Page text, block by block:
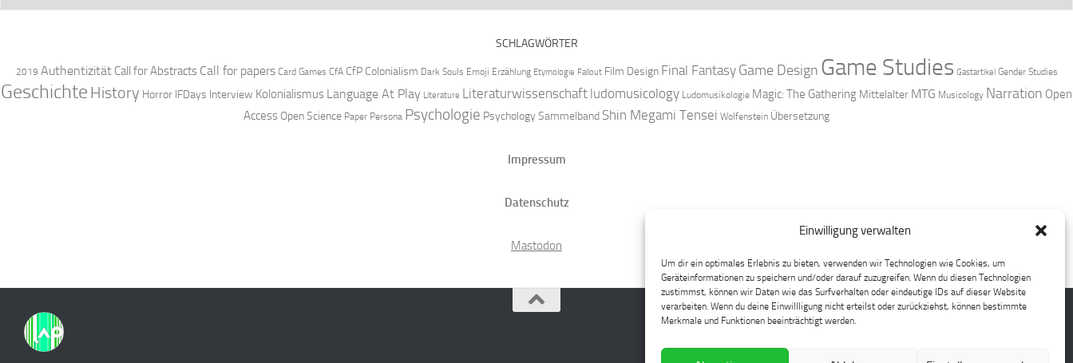
Einwilligung verwalten
Um dir ein optimales Erlebnis zu bieten, verwenden wir Technologien wie Cookies, um
Geräteinformationen zu speichern und/oder darauf zuzugreifen. Wenn du diesen Technologien
zustimmst, können wir Daten wie das Surfverhalten oder eindeutige IDs auf dieser Website
verarbeiten. Wenn du deine Einwillligung nicht erteilst oder zurückziehst, können bestimmte
Merkmale und Funktionen beeinträchtigt werden.
SCHLAGWÖRTER
2019 Authentizität Call for Abstracts Call for papers Card Games CfA CfP Colonialism Dark Souls Emoji Erzählung Etymologie Fallout Film Design Final Fantasy Game Design Game Studies Gastartikel Gender Studies
Geschichte History Horror IFDays Interview Kolonialismus Language At Play Literature Literaturwissenschaft ludomusicology Ludomusikologie Magic: The Gathering Mittelalter MTG Musicology Narration Open
Access Open Science Paper Persona Psychologie PsychologySammelband Shin Megami Tensei Wolfenstein Übersetzung
Impressum
Datenschutz
Mastodon